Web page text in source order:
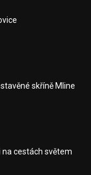
skříně Mline
na cestách světem